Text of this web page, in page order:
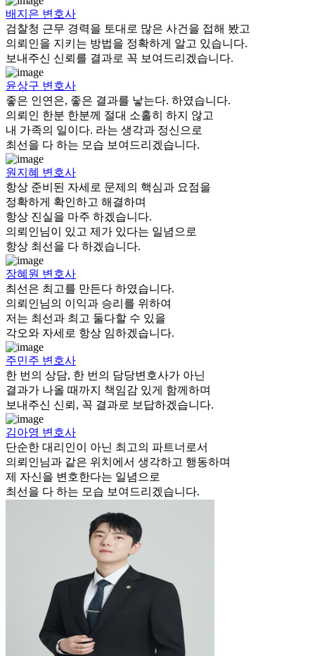
배지은 변호사
검찰청 근무 경력을 토대로 많은 사건을 접해 봤고
의뢰인을 지키는 방법을 정확하게 알고 있습니다.
보내주신 신뢰를 결과로 꼭 보여드리겠습니다.
윤상구 변호사
좋은 인연은, 좋은 결과를 낳는다. 하였습니다.
의뢰인 한분 한분께 절대 소홀히 하지 않고
내 가족의 일이다. 라는 생각과 정신으로
최선을 다 하는 모습 보여드리겠습니다.
원지혜 변호사
항상 준비된 자세로 문제의 핵심과 요점을
정확하게 확인하고 해결하며
항상 진실을 마주 하겠습니다.
의뢰인님이 있고 제가 있다는 일념으로
항상 최선을 다 하겠습니다.
장혜원 변호사
최선은 최고를 만든다 하였습니다.
의뢰인님의 이익과 승리를 위하여
저는 최선과 최고 둘다할 수 있을
각오와 자세로 항상 임하겠습니다.
주민주 변호사
한 번의 상담, 한 번의 담당변호사가 아닌
결과가 나올 때까지 책임감 있게 함께하며
보내주신 신뢰, 꼭 결과로 보답하겠습니다.
김아영 변호사
단순한 대리인이 아닌 최고의 파트너로서
의뢰인님과 같은 위치에서 생각하고 행동하며
제 자신을 변호한다는 일념으로
최선을 다 하는 모습 보여드리겠습니다.